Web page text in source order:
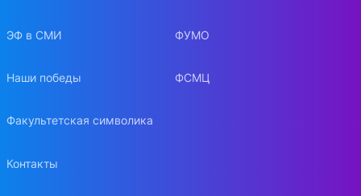
ЭФ в СМИ
Наши победы
Факультетская символика
Контакты
ФУМО
ФСМЦ